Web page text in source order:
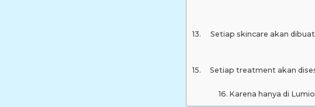
Setiap skincare akan
Setiap treatment akan
Karena hanya di